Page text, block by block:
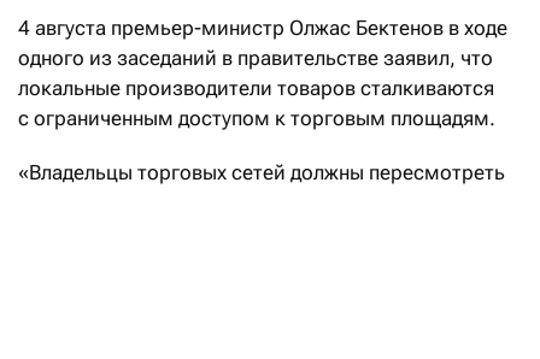
4 августа премьер-министр Олжас Бектенов в ходе
одного из заседаний в правительстве заявил, что
локальные производители товаров сталкиваются
с ограниченным доступом к торговым площадям.
«Владельцы торговых сетей должны пересмотреть